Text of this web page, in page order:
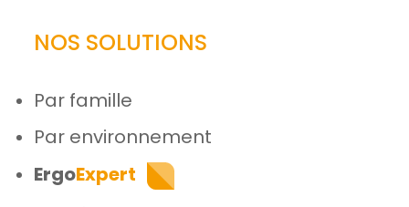
NOS SOLUTIONS
Par famille
Par environnement
ErgoExpert